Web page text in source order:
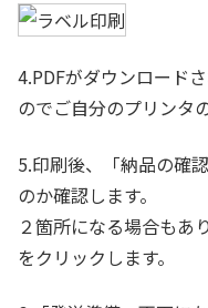
4.PDFがダウンロード
のでご自分のプリンタ
5.印刷後、「納品の確
のか確認します。
２箇所になる場合もあ
をクリックします。